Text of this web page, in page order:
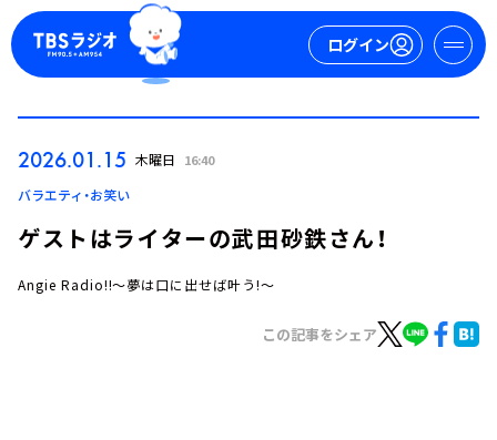
ログイン
ログイン
2026.01.15 木曜日 16:40
バラエティ・お笑い
ゲストはライターの武田砂鉄さん！
Angie Radio!!～夢は口に出せば叶う!～
この記事をシェア